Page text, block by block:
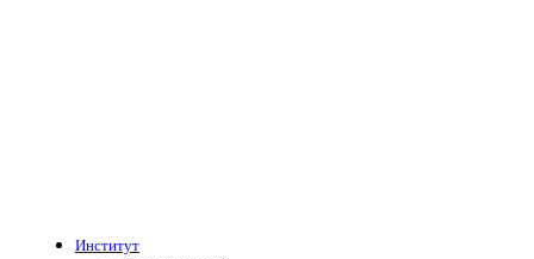
Институт